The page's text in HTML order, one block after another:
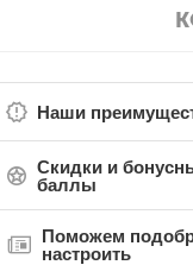
Наши
Скидки и
баллы
Поможем
настроить